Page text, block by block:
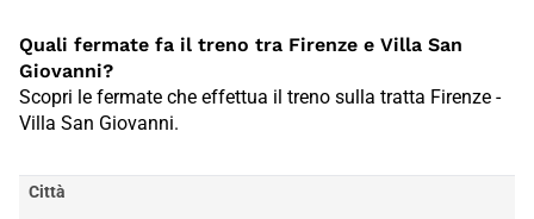
Quali fermate fa il treno tra Firenze e Villa San
Giovanni?
Scopri le fermate che effettua il treno sulla tratta Firenze -
Villa San Giovanni.
Città